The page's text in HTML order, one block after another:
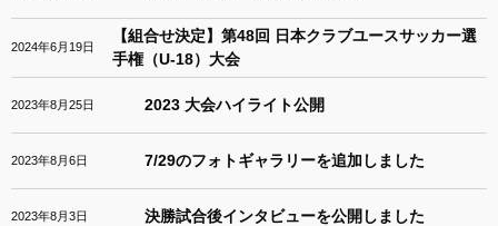
2024年6月19日
【組合せ決定】第48回 日本クラブユースサッカー選
手権（U-18）大会
2023年8月25日 2023 大会ハイライト公開
2023年8月6日 7/29のフォトギャラリーを追加しました
2023年8月3日 決勝試合後インタビューを公開しました